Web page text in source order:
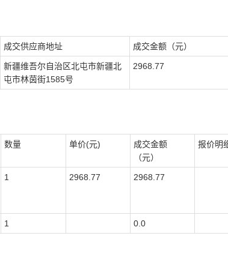
成交供应商地址 成交金额（元）
新疆维吾尔自治区北屯市新疆北
屯市林茵街1585号
2968.77
数量 单价(元)
成交金额
（元）
报价明
1 2968.77 2968.77
1 0.0